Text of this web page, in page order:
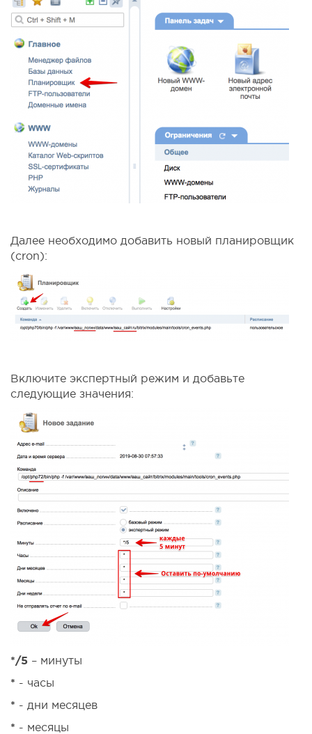
Далее необходимо добавить новый планировщик
(cron):
Включите экспертный режим и добавьте
следующие значения:
*/5 – минуты
* - часы
* - дни месяцев
* - месяцы